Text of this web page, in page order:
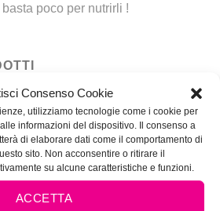
Consenso Cookie
utilizziamo tecnologie come i cookie per
informazioni del dispositivo. Il consenso a
di elaborare dati come il comportamento di
sito. Non acconsentire o ritirare il
su alcune caratteristiche e funzioni.
ACCETTA
poco per nutrirli !